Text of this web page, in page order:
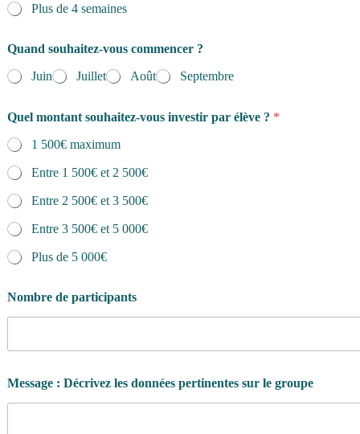
Plus de 4 semaines
Quand souhaitez-vous commencer ?
Juin
Juillet Août Septembre
Quel montant souhaitez-vous investir par élève ? *
1 500€ maximum
Entre 1 500€ et 2 500€
Entre 2 500€ et 3 500€
Entre 3 500€ et 5 000€
Plus de 5 000€
Nombre de participants
Message : Décrivez les données pertinentes sur le groupe